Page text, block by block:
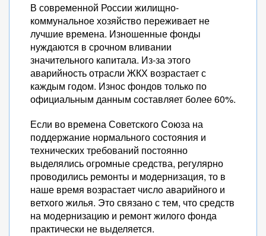
В современной России жилищно-
коммунальное хозяйство переживает не
лучшие времена. Изношенные фонды
нуждаются в срочном вливании
значительного капитала. Из-за этого
аварийность отрасли ЖКХ возрастает с
каждым годом. Износ фондов только по
официальным данным составляет более 60%.
Если во времена Советского Союза на
поддержание нормального состояния и
технических требований постоянно
выделялись огромные средства, регулярно
проводились ремонты и модернизация, то в
наше время возрастает число аварийного и
ветхого жилья. Это связано с тем, что средств
на модернизацию и ремонт жилого фонда
практически не выделяется.